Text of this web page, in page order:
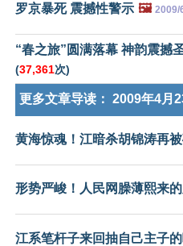
罗京暴死 震撼性警示 🖼️ 2009/
“春之旅”圆满落幕 神韵震撼
(37,361次)
更多文章导读： 2009年4月
黄海惊魂！江暗杀胡锦涛再
形势严峻！人民网臊薄熙来
江系笔杆子来回抽自己主子